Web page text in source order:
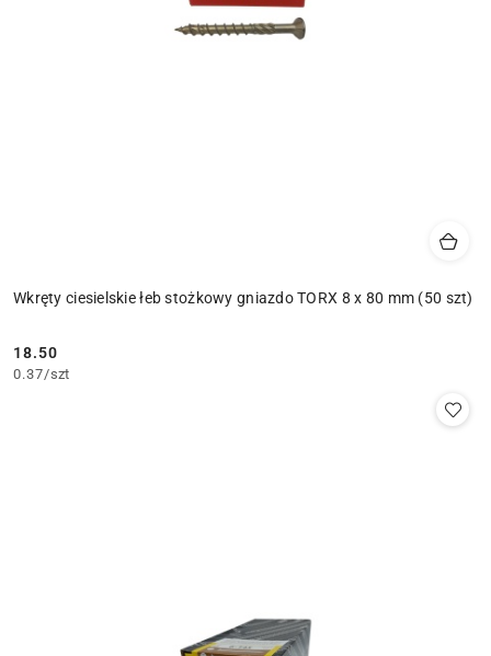
Wkręty ciesielskie łeb stożkowy gniazdo TORX 8 x 80 mm (50 szt)
Cena:
18.50
0.37/szt